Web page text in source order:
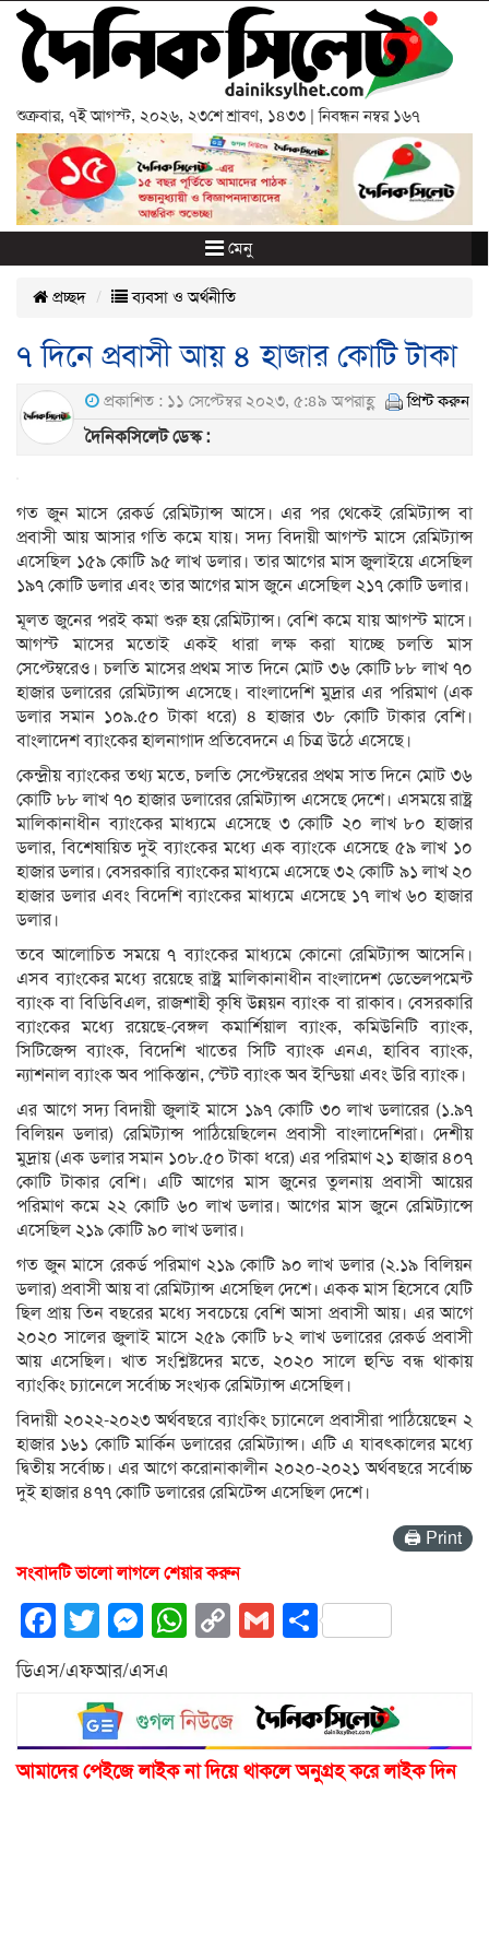
শুক্রবার, ৭ই আগস্ট, ২০২৬, ২৩শে শ্রাবণ, ১৪৩৩ | নিবন্ধন নম্বর ১৬৭
মেনু
প্রচ্ছদ ব্যবসা ও অর্থনীতি
৭ দিনে প্রবাসী আয় ৪ হাজার কোটি টাকা
প্রকাশিত : ১১ সেপ্টেম্বর ২০২৩, ৫:৪৯ অপরাহ্ণ প্রিন্ট করুন
দৈনিকসিলেট ডেস্ক :
গত জুন মাসে রেকর্ড রেমিট্যান্স আসে। এর পর থেকেই রেমিট্যান্স বা
প্রবাসী আয় আসার গতি কমে যায়। সদ্য বিদায়ী আগস্ট মাসে রেমিট্যান্স
এসেছিল ১৫৯ কোটি ৯৫ লাখ ডলার। তার আগের মাস জুলাইয়ে এসেছিল
১৯৭ কোটি ডলার এবং তার আগের মাস জুনে এসেছিল ২১৭ কোটি ডলার।
মূলত জুনের পরই কমা শুরু হয় রেমিট্যান্স। বেশি কমে যায় আগস্ট মাসে।
আগস্ট মাসের মতোই একই ধারা লক্ষ করা যাচ্ছে চলতি মাস
সেপ্টেম্বরেও। চলতি মাসের প্রথম সাত দিনে মোট ৩৬ কোটি ৮৮ লাখ ৭০
হাজার ডলারের রেমিট্যান্স এসেছে। বাংলাদেশি মুদ্রার এর পরিমাণ (এক
ডলার সমান ১০৯.৫০ টাকা ধরে) ৪ হাজার ৩৮ কোটি টাকার বেশি।
বাংলাদেশ ব্যাংকের হালনাগাদ প্রতিবেদনে এ চিত্র উঠে এসেছে।
কেন্দ্রীয় ব্যাংকের তথ্য মতে, চলতি সেপ্টেম্বরের প্রথম সাত দিনে মোট ৩৬
কোটি ৮৮ লাখ ৭০ হাজার ডলারের রেমিট্যান্স এসেছে দেশে। এসময়ে রাষ্ট্র
মালিকানাধীন ব্যাংকের মাধ্যমে এসেছে ৩ কোটি ২০ লাখ ৮০ হাজার
ডলার, বিশেষায়িত দুই ব্যাংকের মধ্যে এক ব্যাংকে এসেছে ৫৯ লাখ ১০
হাজার ডলার। বেসরকারি ব্যাংকের মাধ্যমে এসেছে ৩২ কোটি ৯১ লাখ ২০
হাজার ডলার এবং বিদেশি ব্যাংকের মাধ্যমে এসেছে ১৭ লাখ ৬০ হাজার
ডলার।
তবে আলোচিত সময়ে ৭ ব্যাংকের মাধ্যমে কোনো রেমিট্যান্স আসেনি।
এসব ব্যাংকের মধ্যে রয়েছে রাষ্ট্র মালিকানাধীন বাংলাদেশ ডেভেলপমেন্ট
ব্যাংক বা বিডিবিএল, রাজশাহী কৃষি উন্নয়ন ব্যাংক বা রাকাব। বেসরকারি
ব্যাংকের মধ্যে রয়েছে-বেঙ্গল কমার্শিয়াল ব্যাংক, কমিউনিটি ব্যাংক,
সিটিজেন্স ব্যাংক, বিদেশি খাতের সিটি ব্যাংক এনএ, হাবিব ব্যাংক,
ন্যাশনাল ব্যাংক অব পাকিস্তান, স্টেট ব্যাংক অব ইন্ডিয়া এবং উরি ব্যাংক।
এর আগে সদ্য বিদায়ী জুলাই মাসে ১৯৭ কোটি ৩০ লাখ ডলারের (১.৯৭
বিলিয়ন ডলার) রেমিট্যান্স পাঠিয়েছিলেন প্রবাসী বাংলাদেশিরা। দেশীয়
মুদ্রায় (এক ডলার সমান ১০৮.৫০ টাকা ধরে) এর পরিমাণ ২১ হাজার ৪০৭
কোটি টাকার বেশি। এটি আগের মাস জুনের তুলনায় প্রবাসী আয়ের
পরিমাণ কমে ২২ কোটি ৬০ লাখ ডলার। আগের মাস জুনে রেমিট্যান্সে
এসেছিল ২১৯ কোটি ৯০ লাখ ডলার।
গত জুন মাসে রেকর্ড পরিমাণ ২১৯ কোটি ৯০ লাখ ডলার (২.১৯ বিলিয়ন
ডলার) প্রবাসী আয় বা রেমিট্যান্স এসেছিল দেশে। একক মাস হিসেবে যেটি
ছিল প্রায় তিন বছরের মধ্যে সবচেয়ে বেশি আসা প্রবাসী আয়। এর আগে
২০২০ সালের জুলাই মাসে ২৫৯ কোটি ৮২ লাখ ডলারের রেকর্ড প্রবাসী
আয় এসেছিল। খাত সংশ্লিষ্টদের মতে, ২০২০ সালে হুন্ডি বন্ধ থাকায়
ব্যাংকিং চ্যানেলে সর্বোচ্চ সংখ্যক রেমিট্যান্স এসেছিল।
বিদায়ী ২০২২-২০২৩ অর্থবছরে ব্যাংকিং চ্যানেলে প্রবাসীরা পাঠিয়েছেন ২
হাজার ১৬১ কোটি মার্কিন ডলারের রেমিট্যান্স। এটি এ যাবৎকালের মধ্যে
দ্বিতীয় সর্বোচ্চ। এর আগে করোনাকালীন ২০২০-২০২১ অর্থবছরে সর্বোচ্চ
দুই হাজার ৪৭৭ কোটি ডলারের রেমিটেন্স এসেছিল দেশে।
🖨 Print
সংবাদটি ভালো লাগলে শেয়ার করুন
Facebook
Twitter
Messenger
WhatsApp
CopyGmailShare
ডিএস/এফআর/এসএ
আমাদের পেইজে লাইক না দিয়ে থাকলে অনুগ্রহ করে লাইক দিন